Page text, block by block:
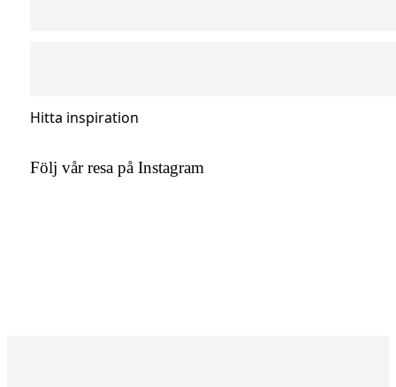
Hitta inspiration
Följ vår resa på Instagram